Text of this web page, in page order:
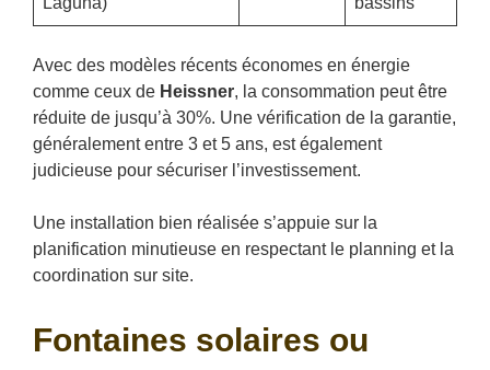
Avec des modèles récents économes en énergie
comme ceux de Heissner, la consommation peut être
réduite de jusqu’à 30%. Une vérification de la garantie,
généralement entre 3 et 5 ans, est également
judicieuse pour sécuriser l’investissement.
Une installation bien réalisée s’appuie sur la
planification minutieuse en respectant le planning et la
coordination sur site.
Fontaines solaires ou